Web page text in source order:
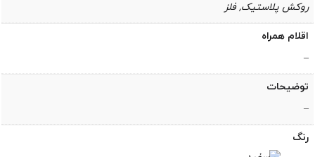
روکش پلاستیک, فلز
اقلام همراه
–
توضیحات
–
رنگ